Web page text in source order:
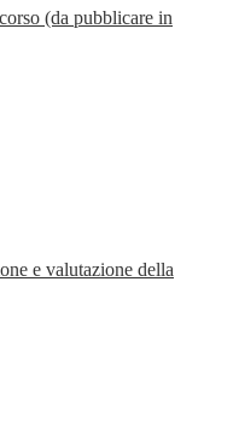
(da pubblicare in
e valutazione della